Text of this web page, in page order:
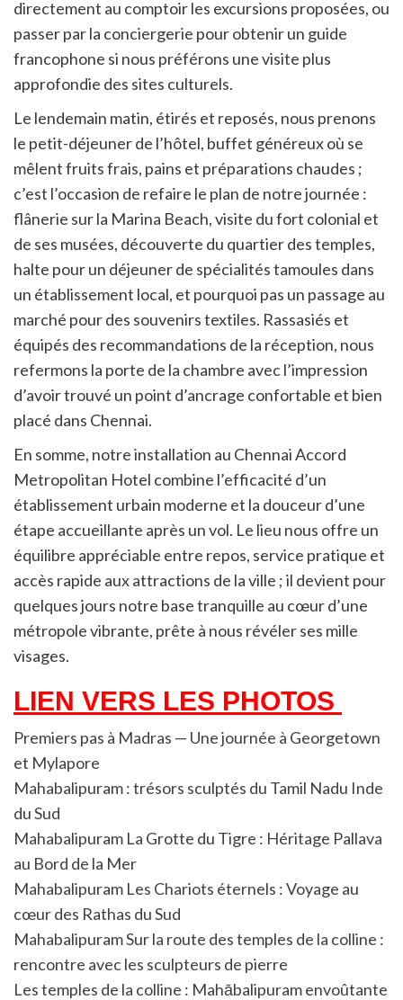
directement au comptoir les excursions proposées, ou
passer par la conciergerie pour obtenir un guide
francophone si nous préférons une visite plus
approfondie des sites culturels.
Le lendemain matin, étirés et reposés, nous prenons
le petit-déjeuner de l’hôtel, buffet généreux où se
mêlent fruits frais, pains et préparations chaudes ;
c’est l’occasion de refaire le plan de notre journée :
flânerie sur la Marina Beach, visite du fort colonial et
de ses musées, découverte du quartier des temples,
halte pour un déjeuner de spécialités tamoules dans
un établissement local, et pourquoi pas un passage au
marché pour des souvenirs textiles. Rassasiés et
équipés des recommandations de la réception, nous
refermons la porte de la chambre avec l’impression
d’avoir trouvé un point d’ancrage confortable et bien
placé dans Chennai.
En somme, notre installation au Chennai Accord
Metropolitan Hotel combine l’efficacité d’un
établissement urbain moderne et la douceur d’une
étape accueillante après un vol. Le lieu nous offre un
équilibre appréciable entre repos, service pratique et
accès rapide aux attractions de la ville ; il devient pour
quelques jours notre base tranquille au cœur d’une
métropole vibrante, prête à nous révéler ses mille
visages.
LIEN VERS LES PHOTOS
Premiers pas à Madras — Une journée à Georgetown
et Mylapore
Mahabalipuram : trésors sculptés du Tamil Nadu Inde
du Sud
Mahabalipuram La Grotte du Tigre : Héritage Pallava
au Bord de la Mer
Mahabalipuram Les Chariots éternels : Voyage au
cœur des Rathas du Sud
Mahabalipuram Sur la route des temples de la colline :
rencontre avec les sculpteurs de pierre
Les temples de la colline : Mahābalipuram envoûtante